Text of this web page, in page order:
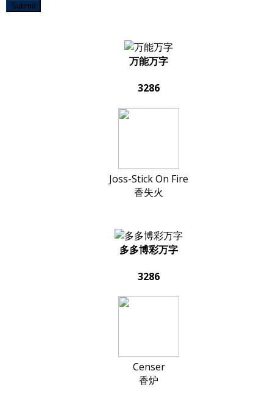
Submit
万能万字
3286
Joss-Stick On Fire
香失火
多多博彩万字
3286
Censer
香炉